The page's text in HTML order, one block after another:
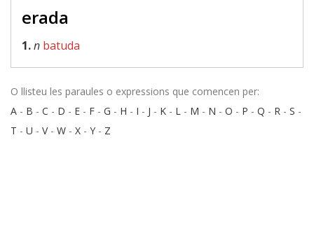
erada
1.n batuda
O llisteu les paraules o expressions que comencen per:
A - B - C - D - E - F - G - H - I - J - K - L - M - N - O - P - Q - R - S -
T - U - V- W - X - Y - Z